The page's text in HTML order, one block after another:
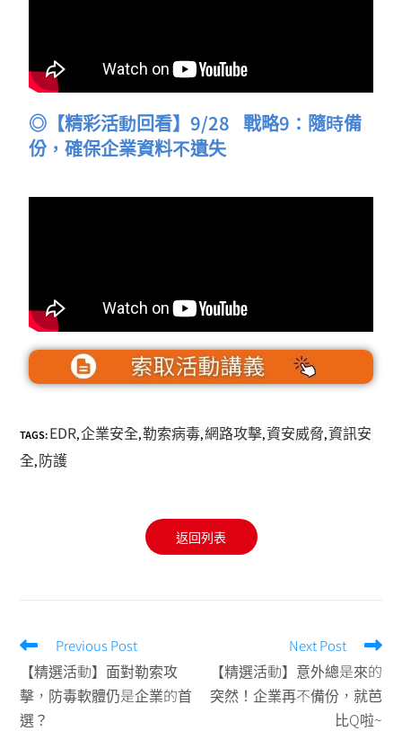
◎【精彩活動回看】9/28戰略9：隨時備
份，確保企業資料不遺失
TAGS:EDR,企業安全,勒索病毒,網路攻擊,資安威脅,資訊安
全,防護
返回列表
Previous Post
【精選活動】面對勒索攻
擊，防毒軟體仍是企業的首
選？
Next Post
【精選活動】意外總是來的
突然！企業再不備份，就芭
比Q啦~